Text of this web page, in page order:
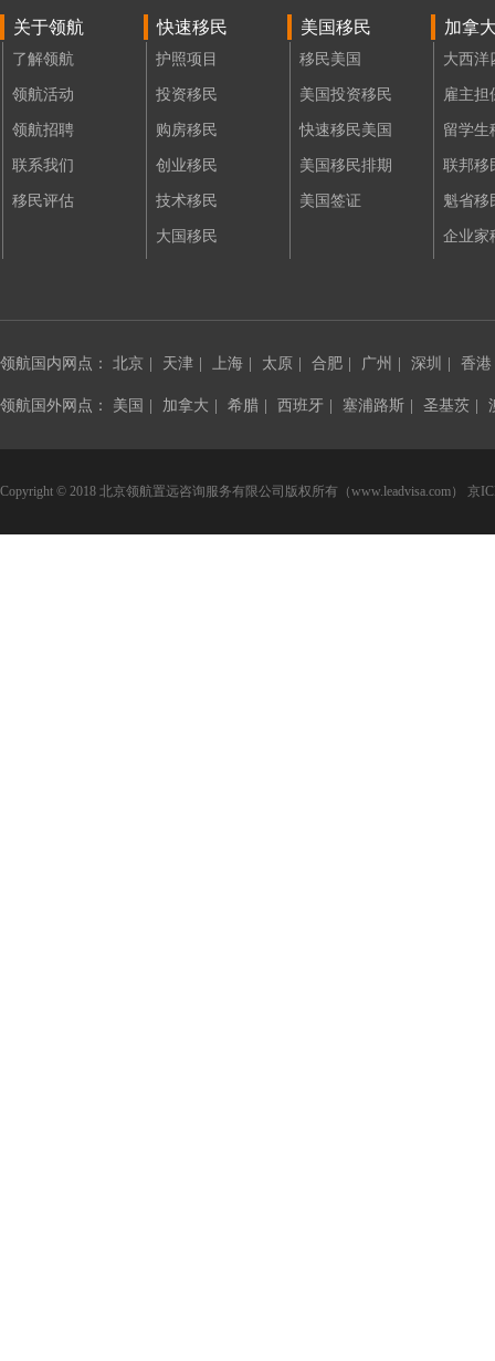
关于领航
了解领航
领航活动
领航招聘
联系我们
移民评估
快速移民
护照项目
投资移民
购房移民
创业移民
技术移民
大国移民
美国移民
移民美国
美国投资移民
快速移民美国
美国移民排期
美国签证
加拿
大西洋
雇主担
留学生
联邦移
魁省移
企业家
领航国内网点： 北京 天津 上海 太原 合肥 广州 深圳 香港
领航国外网点： 美国 加拿大 希腊 西班牙 塞浦路斯 圣基茨
Copyright © 2018 北京领航置远咨询服务有限公司版权所有（www.leadvisa.com） 京